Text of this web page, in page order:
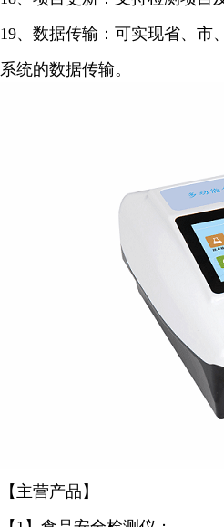
19、数据传输：可实现省、市
系统的数据传输。
【主营产品】